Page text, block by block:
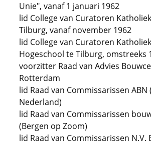
Unie", vanaf 1 januari 1962
lid College van Curatoren
Tilburg, vanaf november 1962
lid College van Curatoren
Hogeschool te Tilburg, omstreeks
voorzitter Raad van Advies
Rotterdam
lid Raad van Commissarissen ABN
Nederland)
lid Raad van Commissarissen
(Bergen op Zoom)
lid Raad van Commissarissen